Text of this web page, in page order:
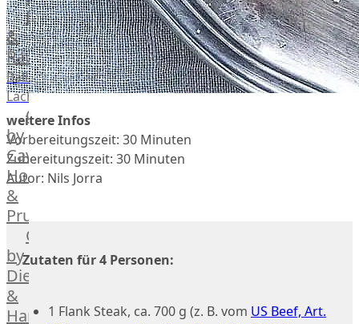
Schwein
Geflügel
Miéral
Geflügel
Huhn
&
Hahn
Kapaun
Ente
Perlhuhn
Gans
Kalb
Lamm
Nordsee
Lamm
Französisches
vom
Rind
Teilstücke
vom
Schwein
Teilstücke
vom
Lamm
Teilstücke
vom
Geflügel
Lachs
&
Räucherlachs
Balik
Lachs
Caviar
by
Caviar
House
&
Prunier
Caviar
by
Dieckmann
&
Hansen
weitere Infos
Vorbereitungszeit: 30 Minuten
Zubereitungszeit: 30 Minuten
Autor: Nils Jorra
Zutaten für 4 Personen:
1 Flank Steak, ca. 700 g (z. B. vom US Beef, Art.